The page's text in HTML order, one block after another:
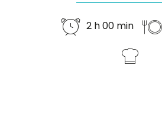
2 h 00 min